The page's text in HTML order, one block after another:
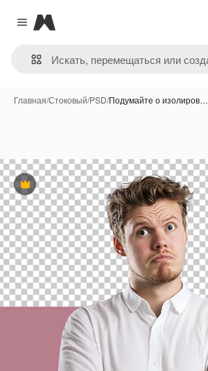
Close menu
Magnific
Главная/Стоковый/PSD/Подумайте о изолиров…
Премиум